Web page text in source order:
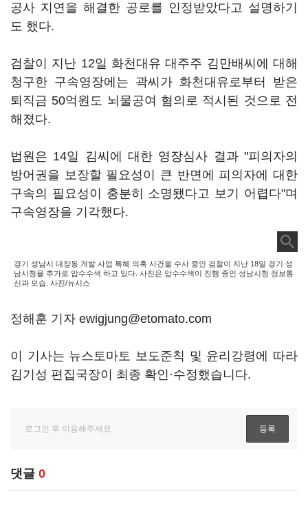
공사 지연을 해결한 공로를 인정받았다고 설명하기
도 했다.
검찰이 지난 12일 화천대유 대주주 김만배씨에 대해
청구한 구속영장에는 곽씨가 화천대유로부터 받은
퇴직금 50억원도 뇌물공여 혐의로 적시된 것으로 전
해졌다.
법원은 14일 김씨에 대한 영장심사 결과 "피의자의
방어권을 보장할 필요성이 큰 반면에 피의자에 대한
구속의 필요성이 충분히 소명됐다고 보기 어렵다"며
구속영장을 기각했다.
경기 성남시 대장동 개발 사업 특혜 의혹 사건을 수사 중인 검찰이 지난 18일 경기 성
남시청을 추가로 압수수색 하고 있다. 사진은 압수수색이 진행 중인 성남시청 정보통
신과 모습. 사진/뉴시스
정해훈 기자 ewigjung@etomato.com
이 기사는 뉴스토마토 보도준칙 및 윤리강령에 따라
김기성 편집국장이 최종 확인·수정했습니다.
댓글 0